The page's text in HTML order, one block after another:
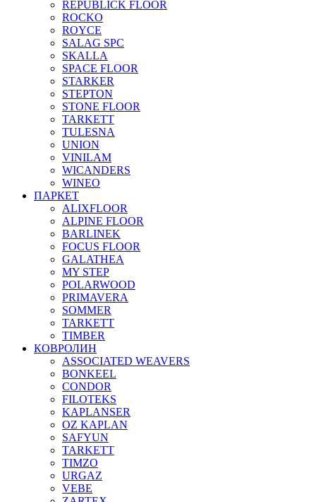
REPUBLICK FLOOR
ROCKO
ROYCE
SALAG SPC
SKALLA
SPACE FLOOR
STARKER
STEPTON
STONE FLOOR
TARKETT
TULESNA
UNION
VINILAM
WICANDERS
WINEO
ПАРКЕТ
ALIXFLOOR
ALPINE FLOOR
BARLINEK
FOCUS FLOOR
GALATHEA
MY STEP
POLARWOOD
PRIMAVERA
SOMMER
TARKETT
TIMBER
КОВРОЛИН
ASSOCIATED WEAVERS
BONKEEL
CONDOR
FILOTEKS
KAPLANSER
OZ KAPLAN
SAFYUN
TARKETT
TIMZO
URGAZ
VEBE